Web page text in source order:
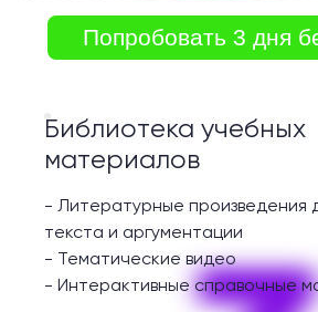
Попробовать 3 дня
Библиотека учебных
материалов
- Литературные произведения
текста и аргументации
- Тематические видео
- Интерактивные справочные